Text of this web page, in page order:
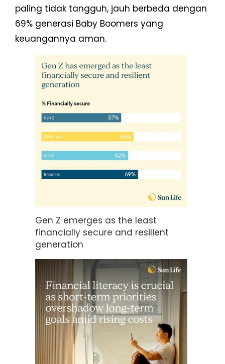
paling tidak tangguh, jauh berbeda dengan
69% generasi Baby Boomers yang
keuangannya aman.
Gen Z emerges as the least
financially secure and resilient
generation